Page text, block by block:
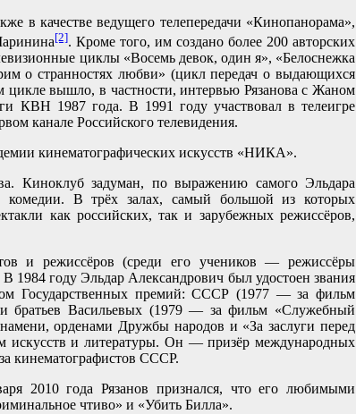
в качестве ведущего телепередачи «Кинопанорама»,
[2]. Кроме того, им создано более 200 авторских
циклы «Восемь девок, один я», «Белоснежка
о странностях любви» (цикл передач о выдающихся
вышло, в частности, интервью Рязанова с Жаном
1987 года. В 1991 году участвовал в телеигре
канале Российского телевидения.
кинематографических искусств «НИКА».
Киноклуб задуман, по выражению самого Эльдара
комедии. В трёх залах, самый большой из которых
как российских, так и зарубежных режиссёров,
и режиссёров (среди его учеников — режиссёры
году Эльдар Александрович был удостоен звания
Государственных премий: СССР (1977 — за фильм
Васильевых (1979 — за фильм «Служебный
орденами Дружбы народов и «За заслуги перед
искусств и литературы. Он — призёр международных
кинематографистов СССР.
2010 года Рязанов признался, что его любимыми
чтиво» и «Убить Билла».